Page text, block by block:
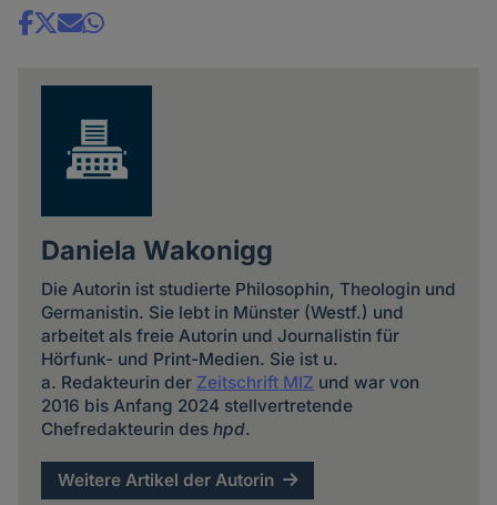
Share
Daniela Wakonigg
Die Autorin ist studierte Philosophin, Theologin und
Germanistin. Sie lebt in Münster (Westf.) und
arbeitet als freie Autorin und Journalistin für
Hörfunk- und Print-Medien. Sie ist u.
a. Redakteurin der Zeitschrift MIZ und war von
2016 bis Anfang 2024 stellvertretende
Chefredakteurin des hpd.
Weitere Artikel der Autorin